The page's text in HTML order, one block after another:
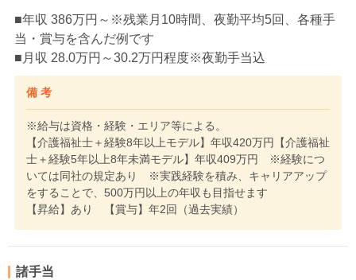
■年収 386万円～※残業月10時間、夜勤平均5回、各種手
当・賞与を含んだ例です
■月収 28.0万円～30.2万円程度※夜勤手当込
備 考
※給与は資格・経験・エリア等による。
【介護福祉士＋経験8年以上モデル】年収420万円【介護福祉
士＋経験5年以上8年未満モデル】年収409万円 ※経験につ
いては同社の規定あり ※実践経験を積み、キャリアアップ
をすることで、500万円以上の年収も目指せます
【昇給】あり 【賞与】年2回（過去実績）
諸手当